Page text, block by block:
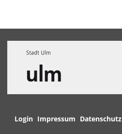
Navigation
Login Impressum Datenschutz